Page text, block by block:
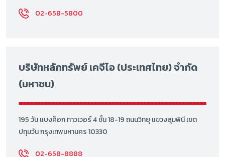
02-658-5800
บริษัทหลักทรัพย์ เคจีไอ (ประเทศไทย) จำกัด
(มหาชน)
195 วัน แบงค็อก ทาวเวอร์ 4 ชั้น 18-19 ถนนวิทยุ แขวงลุมพินี เขต
ปทุมวัน กรุงเทพมหานคร 10330
02-658-8888